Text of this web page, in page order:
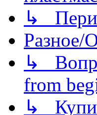
↳
Разное/
↳
from
↳